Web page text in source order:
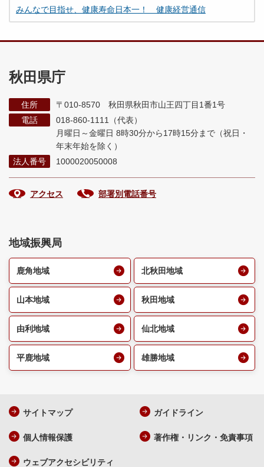
みんなで目指せ、健康寿命日本一！ 健康経営通信
秋田県庁
住所
〒010-8570 秋田県秋田市山王四丁目1番1号
電話
018-860-1111（代表）
月曜日～金曜日 8時30分から17時15分まで （祝日・
年末年始を除く）
法人番号
1000020050008
アクセス 部署別電話番号
地域振興局
鹿角地域 北秋田地域
山本地域 秋田地域
由利地域 仙北地域
平鹿地域 雄勝地域
サイトマップ ガイドライン
個人情報保護 著作権・リンク・免責事項
ウェブアクセシビリティ